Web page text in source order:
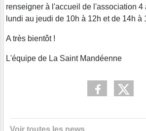
renseigner à l'accueil de l'association 4
lundi au jeudi de 10h à 12h et de 14h à
A très bientôt !
L'équipe de La Saint Mandéenne